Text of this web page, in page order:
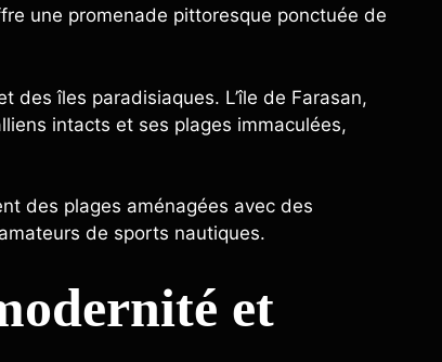
une promenade pittoresque ponctuée de
des îles paradisiaques. L’île de Farasan,
intacts et ses plages immaculées,
des plages aménagées avec des
de sports nautiques.
et